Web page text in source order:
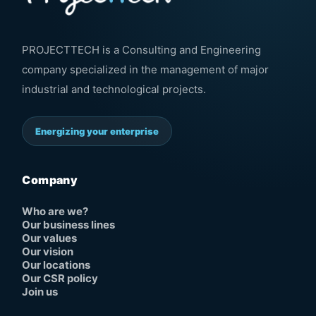
PROJECTTECH is a Consulting and Engineering
company specialized in the management of major
industrial and technological projects.
Energizing your enterprise
Company
Who are we?
Our business lines
Our values
Our vision
Our locations
Our CSR policy
Join us